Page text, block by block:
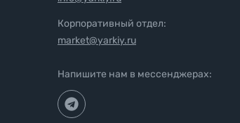
Корпоративный отдел:
market@yarkiy.ru
Напишите нам в мессенджерах: